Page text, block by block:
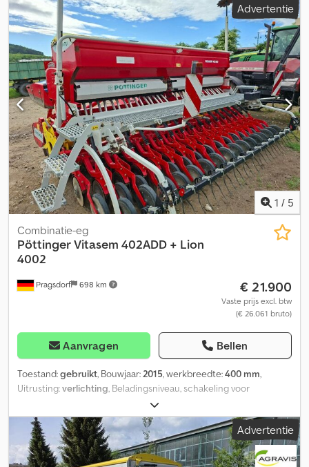
Advertentie
1 / 5
Pragsdorf 698 km
Combinatie-eg
PöttingerVitasem 402ADD + Lion
4002
€ 21.900
Vaste prijs excl. btw
(€ 26.061 bruto)
Aanvragen Bellen
Toestand:gebruikt, Bouwjaar:2015, werkbreedte:400 mm,
Uitrusting:verlichting, Beladingsniveau, schakeling voor
rijstroken, spoorbegeleider, eg, graanuitrusting _____ 4 meter
zaaimachine met schijfploeg, aandrukrollen, eg,
bedieningsterminal, inclusief cirkelploeg Lion 4002 met wals,
opslaglocatie: klant. Dsdpszkdpzefx Ag Hsck
Advertentie